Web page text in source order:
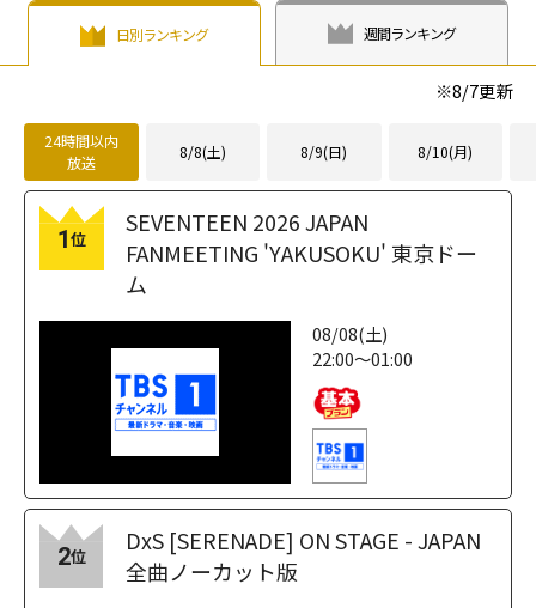
日別ランキング 週間ランキング
※8/7更新
24時間以内
放送
8/8(土) 8/9(日) 8/10(月)
1位
SEVENTEEN 2026 JAPAN
FANMEETING 'YAKUSOKU' 東京ドー
ム
08/08(土)
22:00～01:00
2位
DxS [SERENADE] ON STAGE - JAPAN
全曲ノーカット版